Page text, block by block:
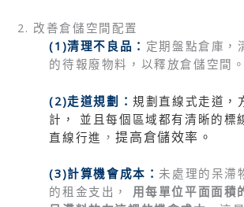
2. 改善倉儲空間配置
(1)清理不良品： 定期盤點倉庫，
的待報廢物料，以釋放倉儲空間。
(2)走道規劃：規劃直線式走道，
計， 並且每個區域都有清晰的標
直線行進 ，提高倉儲效率。
(3)計算機會成本： 未處理的呆滯
的租金支出， 用每單位平面面積